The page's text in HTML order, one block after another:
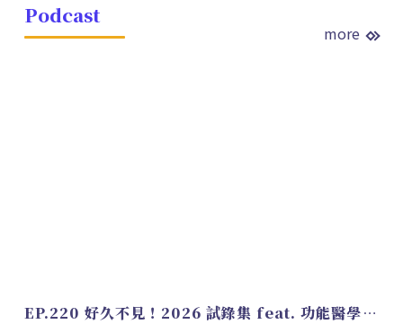
Podcast
more
EP.220 好久不見！2026 試錄集 feat. 功能醫學營養師 美寶